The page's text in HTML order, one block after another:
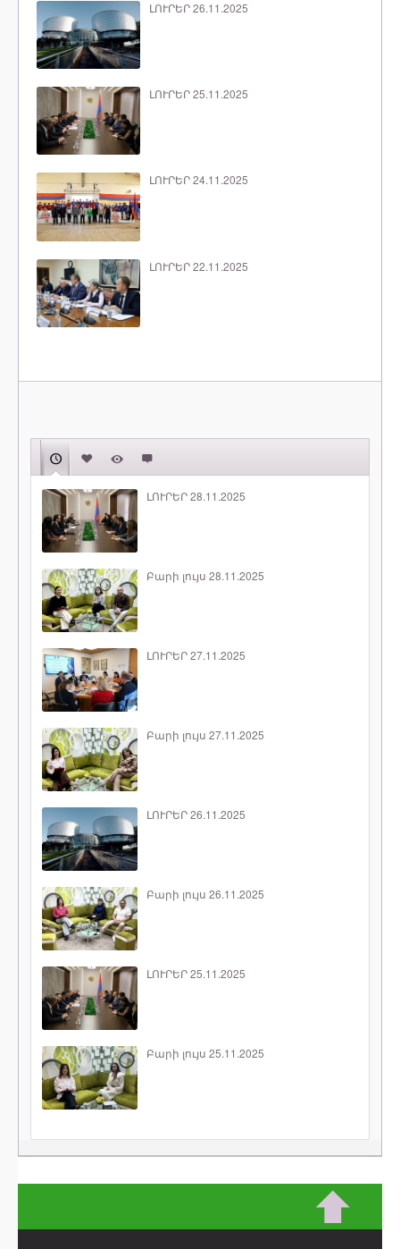
ԼՈՒՐԵՐ 26.11.2025
ԼՈՒՐԵՐ 25.11.2025
ԼՈՒՐԵՐ 24.11.2025
ԼՈՒՐԵՐ 22.11.2025
ԼՈՒՐԵՐ 28.11.2025
Բարի լույս 28.11.2025
ԼՈՒՐԵՐ 27.11.2025
Բարի լույս 27.11.2025
ԼՈՒՐԵՐ 26.11.2025
Բարի լույս 26.11.2025
ԼՈՒՐԵՐ 25.11.2025
Բարի լույս 25.11.2025